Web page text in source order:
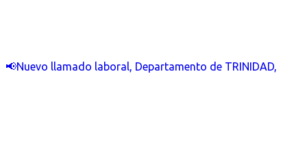
📢Nuevo llamado laboral, Departamento de TRINIDAD,